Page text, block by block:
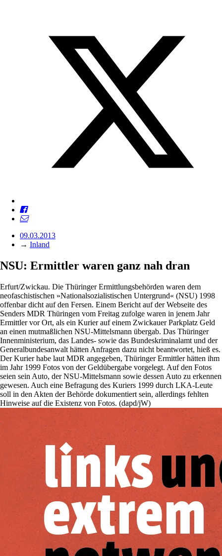
09.03.2013
→ Inland
NSU: Ermittler waren ganz nah dran
Erfurt/Zwickau. Die Thüringer Ermittlungsbehörden waren dem
neofaschistischen »Nationalsozialistischen Untergrund« (NSU) 1998
offenbar dicht auf den Fersen. Einem Bericht auf der Webseite des
Senders MDR Thüringen vom Freitag zufolge waren in jenem Jahr
Ermittler vor Ort, als ein Kurier auf einem Zwickauer Parkplatz Geld
an einen mutmaßlichen NSU-Mittelsmann übergab. Das Thüringer
Innenministerium, das Landes- sowie das Bundeskriminalamt und der
Generalbundesanwalt hätten Anfragen dazu nicht beantwortet, hieß es.
Der Kurier habe laut MDR angegeben, Thüringer Ermittler hätten ihm
im Jahr 1999 Fotos von der Geldübergabe vorgelegt. Auf den Fotos
seien sein Auto, der NSU-Mittelsmann sowie dessen Auto zu erkennen
gewesen. Auch eine Befragung des Kuriers 1999 durch LKA-Leute
soll in den Akten der Behörde dokumentiert sein, allerdings fehlten
Hinweise auf die Existenz von Fotos. (dapd/jW)